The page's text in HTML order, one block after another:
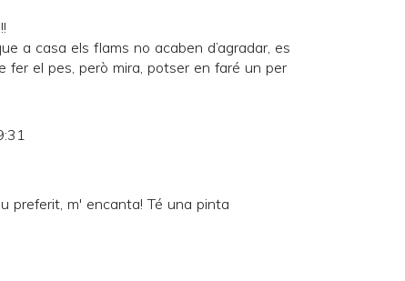
a casa els flams no acaben d’agradar, es
fer el pes, però mira, potser en faré un per
preferit, m' encanta! Té una pinta